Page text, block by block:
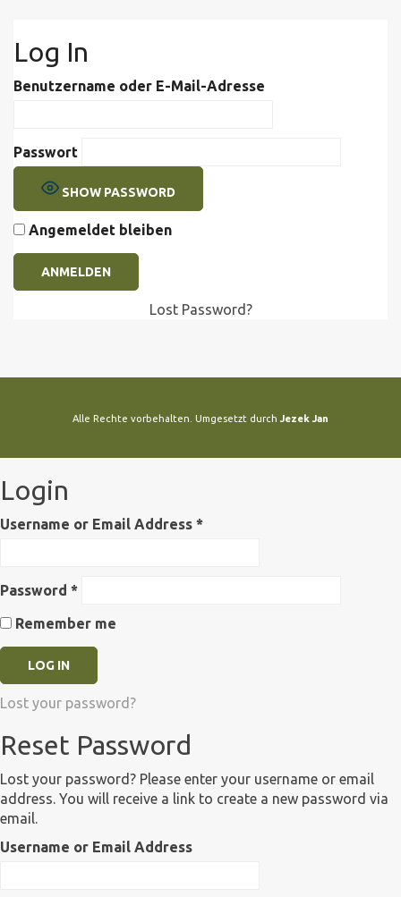
Log In
Benutzername oder E-Mail-Adresse
Passwort
SHOW PASSWORD
Angemeldet bleiben
Lost Password?
Alle Rechte vorbehalten. Umgesetzt durch Jezek Jan
Login
Username or Email Address *
Password *
Remember me
Lost your password?
Reset Password
Lost your password? Please enter your username or email
address. You will receive a link to create a new password via
email.
Username or Email Address